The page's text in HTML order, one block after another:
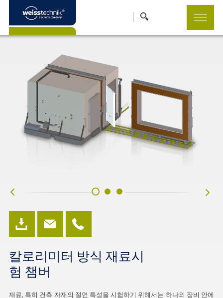
칼로리미터 방식 재료시
험 챔버
재료, 특히 건축 자재의 절연 특성을 시험하기 위해서는 하나의 장비 안에